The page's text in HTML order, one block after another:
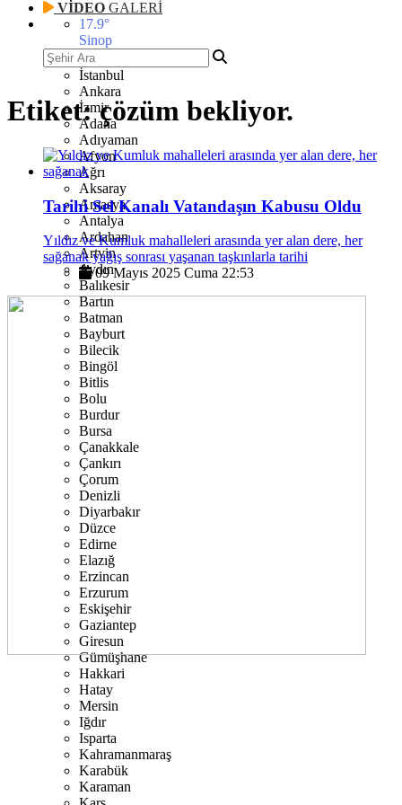
VİDEO GALERİ
17.9°
Sinop
İstanbul
Ankara
İzmir
Adana
Adıyaman
Afyon
Ağrı
Aksaray
Amasya
Antalya
Ardahan
Artvin
Aydın
Balıkesir
Bartın
Batman
Bayburt
Bilecik
Bingöl
Bitlis
Bolu
Burdur
Bursa
Çanakkale
Çankırı
Çorum
Denizli
Diyarbakır
Düzce
Edirne
Elazığ
Erzincan
Erzurum
Eskişehir
Gaziantep
Giresun
Gümüşhane
Hakkari
Hatay
Mersin
Iğdır
Isparta
Kahramanmaraş
Karabük
Karaman
Etiket:çözüm bekliyor.
Tarihi Sel Kanalı Vatandaşın Kabusu Oldu
Yıldız ve Kumluk mahalleleri arasında yer alan dere, her
sağanak yağış sonrası yaşanan taşkınlarla tarihi
09 Mayıs 2025 Cuma 22:53